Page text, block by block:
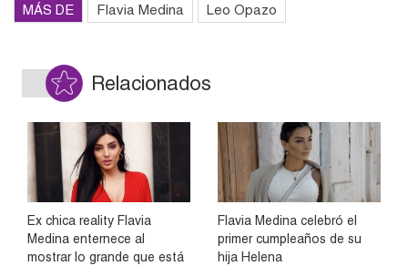
MÁS DE Flavia Medina Leo Opazo
Relacionados
Ex chica reality Flavia
Medina enternece al
mostrar lo grande que está
Flavia Medina celebró el
primer cumpleaños de su
hija Helena